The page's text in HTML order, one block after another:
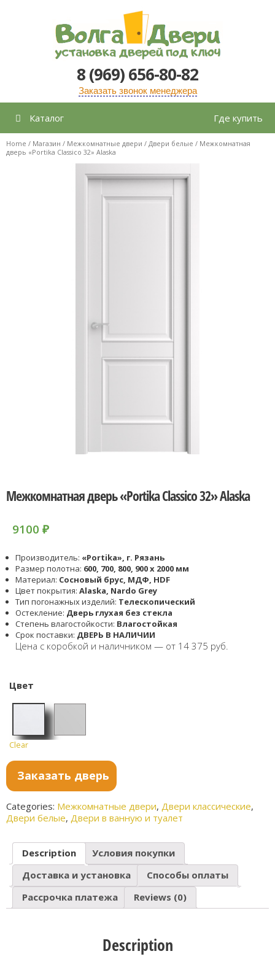
содержимому
8 (969) 656-80-82
Заказать звонок менеджера
Каталог Где купить
Home / Магазин / Межкомнатные двери / Двери белые / Межкомнатная
дверь «Portika Classico 32» Alaska
Межкомнатная дверь «Portika Classico 32» Alaska
9100 ₽
Производитель: «Portika», г. Рязань
Размер полотна: 600, 700, 800, 900 x 2000 мм
Материал: Cосновый брус, МДФ, HDF
Цвет покрытия: Alaska, Nardo Grey
Тип погонажных изделий: Телескопический
Остекление: Дверь глухая без стекла
Степень влагостойкости: Влагостойкая
Срок поставки: ДВЕРЬ В НАЛИЧИИ
Цена с коробкой и наличником — от 14 375 руб.
Цвет
Аляска
Clear
Заказать дверь
Categories: Межкомнатные двери, Двери классические,
Двери белые, Двери в ванную и туалет
Description
Условия покупки
Доставка и установка
Способы оплаты
Рассрочка платежа
Reviews (0)
Description